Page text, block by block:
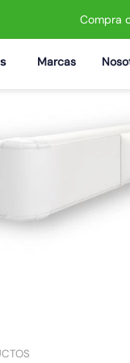
Compra
Marcas